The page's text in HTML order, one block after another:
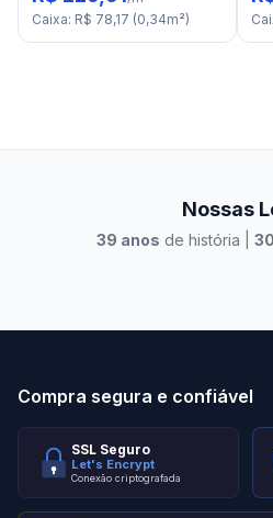
Caixa: R$ 78,17 (0,34m²)
Nossas
39 anos de história | 30
Compra segura e confiável
SSL Seguro
Let's Encrypt
Conexão criptografada